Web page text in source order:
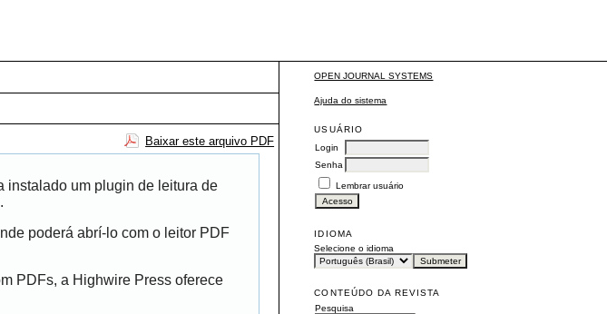
OPEN JOURNAL SYSTEMS
Ajuda do sistema
USUÁRIO
Login
Senha
Lembrar usuário
IDIOMA
Selecione o idioma
CONTEÚDO DA REVISTA
Pesquisa
Baixar este arquivo PDF
instalado um plugin de leitura de
poderá abrí-lo com o leitor PDF
PDFs, a Highwire Press oferece